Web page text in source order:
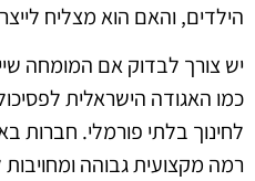
הילדים, והאם הוא מצליח
יש צורך לבדוק אם המומחה
כמו האגודה הישראלית
לחינוך בלתי פורמלי. חברות
רמה מקצועית גבוהה